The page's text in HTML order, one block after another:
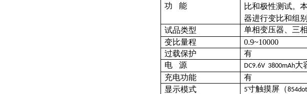
功 能
比和极性测试。
器进行变比和组别
试品类型
单相变压器、三
变比量程
0.9~10000
过载保护
有
电
源 DC9.6V 3800mAh大
充电功能
有
显示模式
5寸触摸屏（